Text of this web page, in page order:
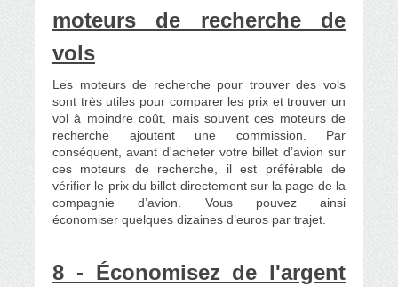
moteurs de recherche de
vols
Les moteurs de recherche pour trouver des vols
sont très utiles pour comparer les prix et trouver un
vol à moindre coût, mais souvent ces moteurs de
recherche ajoutent une commission. Par
conséquent, avant d'acheter votre billet d’avion sur
ces moteurs de recherche, il est préférable de
vérifier le prix du billet directement sur la page de la
compagnie d’avion. Vous pouvez ainsi
économiser quelques dizaines d’euros par trajet.
8 - Économisez de l'argent